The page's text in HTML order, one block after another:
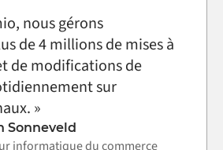
nous gérons
de 4 millions de mises à
de modifications de
sur
»
Sonneveld
informatique du commerce